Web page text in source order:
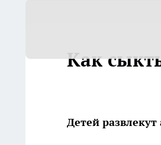
Как
Детей